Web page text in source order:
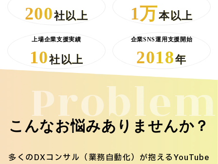
200社以上 1万本以上
上場企業支援実績
10社以上
企業SNS運用支援開始
2018年
Problem
こんなお悩みありませんか？
多くのDXコンサル（業務自動化）が抱えるYouTube